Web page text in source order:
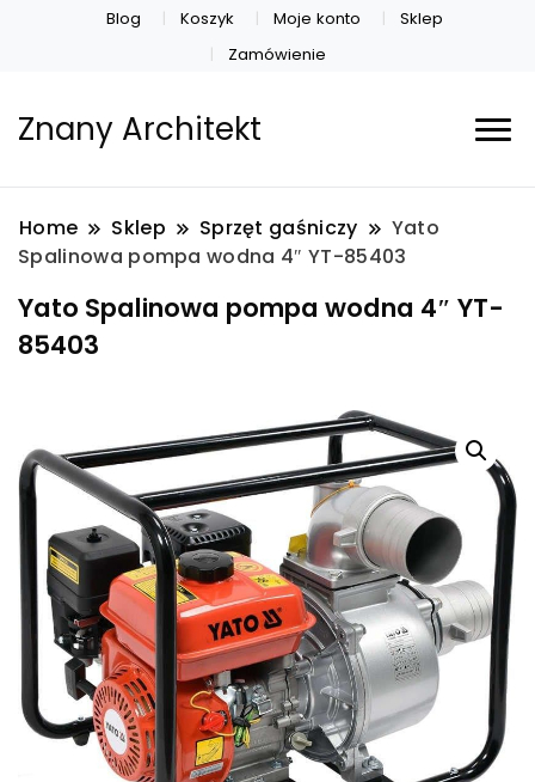
Blog Koszyk Moje konto
Sklep
Zamówienie
Znany Architekt
Home Sklep Sprzęt gaśniczy
Yato
Spalinowa pompa wodna 4″ YT-85403
Yato Spalinowa pompa wodna 4″ YT-
85403